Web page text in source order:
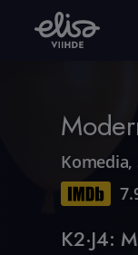
Komedia,
K2·J4: